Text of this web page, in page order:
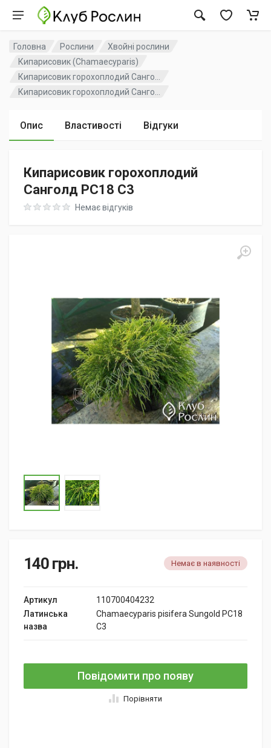
Головна Рослини
Хвойні рослини
Кипарисовик (Chamaecyparis)
Кипарисовик горохоплодий Санго...
Кипарисовик горохоплодий Санго...
Опис Властивості Відгуки
Кипарисовик горохоплодий
Санголд PC18 C3
Rating: 0 out of 5Немає відгуків
140 грн. Немає в наявності
Артикул
110700404232
Латинська
назва
Chamaecyparis pisifera Sungold PC18
C3
Повідомити про появу
Порівняти